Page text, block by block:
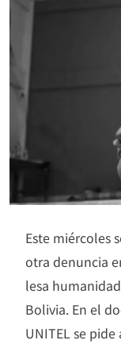
Este miércoles
otra denuncia
lesa
Bolivia. En el
UNITEL se